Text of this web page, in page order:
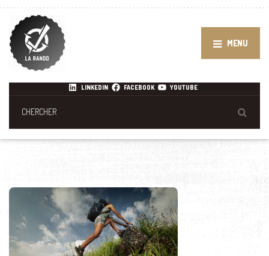
MENU
LINKEDIN FACEBOOK YOUTUBE